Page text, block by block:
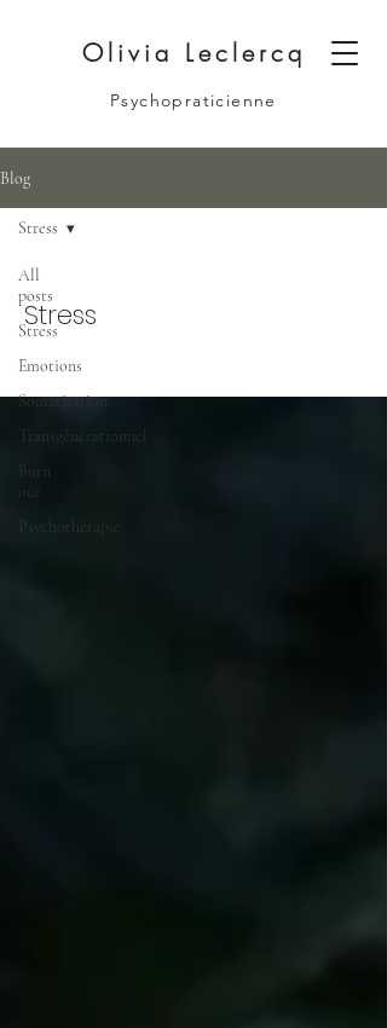
Olivia Leclercq
Psychopraticienne
Blog
All
posts
Stress
Emotions
Somatisation
Transgénérationnel
Burn
out
Psychothérapie
Stress
Stress